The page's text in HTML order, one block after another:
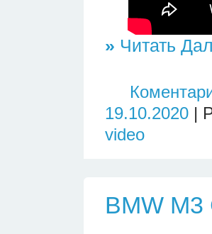
» Читать
19.10.2020 |
video
BMW M3